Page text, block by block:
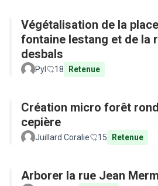
Végétalisation de la
fontaine lestang et de la
desbals
Pyl 18 Retenue
Création micro forêt
cepière
Juillard Coralie 15 Retenue
Arborer la rue Jean